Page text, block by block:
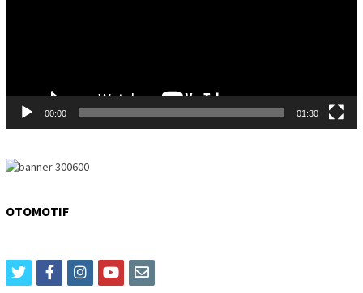
00:00 01:30
OTOMOTIF
twitterfacebookinstagram
youtubeemail